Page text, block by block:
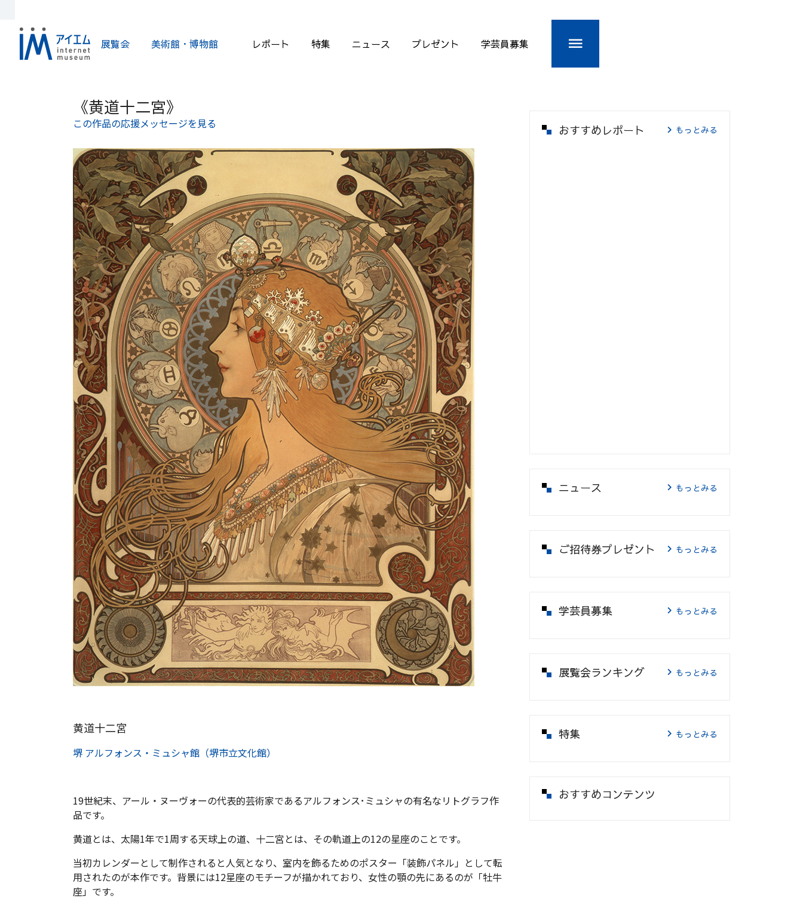
展覧会 美術館・博物館 レポート 特集 ニュース プレゼント 学芸員募集
《黄道十二宮》
この作品の応援メッセージを見る
黄道十二宮
堺 アルフォンス・ミュシャ館（堺市立文化館）
19世紀末、アール・ヌーヴォーの代表的芸術家であるアルフォンス･ミュシャの有名なリトグラフ作
品です。
黄道とは、太陽1年で1周する天球上の道、十二宮とは、その軌道上の12の星座のことです。
当初カレンダーとして制作されると人気となり、室内を飾るためのポスター「装飾パネル」として転
用されたのが本作です。背景には12星座のモチーフが描かれており、女性の顎の先にあるのが「牡牛
座」です。
おすすめレポート もっとみる
ニュース もっとみる
ご招待券プレゼント もっとみる
学芸員募集 もっとみる
展覧会ランキング もっとみる
特集 もっとみる
おすすめコンテンツ